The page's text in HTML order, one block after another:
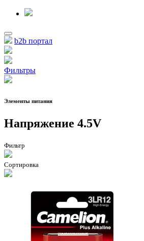
b2b портал
Фильтры
Элементы питания
Напряжение 4.5V
Фильтр
Сортировка